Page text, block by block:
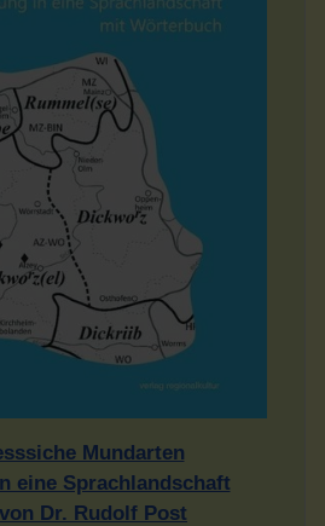
Mundarten
eine Sprachlandschaft
Dr. Rudolf Post